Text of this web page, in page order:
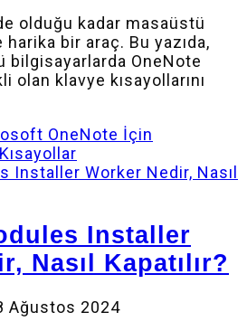
olduğu kadar masaüstü
bir araç. Bu yazıda,
bilgisayarlarda OneNote
olan klavye kısayollarını
OneNote İçin
Installer
Nasıl Kapatılır?
Ağustos 2024